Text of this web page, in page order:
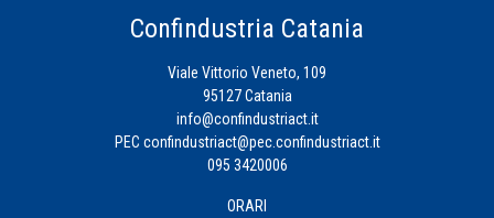
Confindustria Catania
Viale Vittorio Veneto, 109
95127 Catania
info@confindustriact.it
PEC confindustriact@pec.confindustriact.it
095 3420006
ORARI